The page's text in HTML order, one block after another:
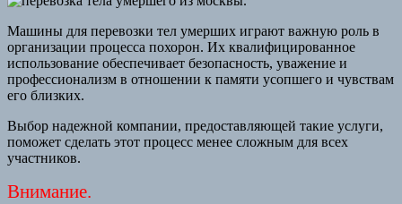
Машины для перевозки тел умерших играют важную роль в
организации процесса похорон. Их квалифицированное
использование обеспечивает безопасность, уважение и
профессионализм в отношении к памяти усопшего и чувствам
его близких.
Выбор надежной компании, предоставляющей такие услуги,
поможет сделать этот процесс менее сложным для всех
участников.
Внимание.